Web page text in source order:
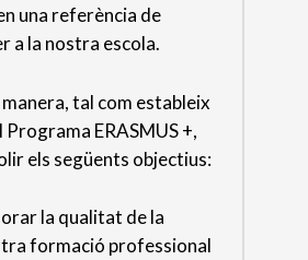
una referència de
a la nostra escola.
manera, tal com estableix
Programa ERASMUS +,
els següents objectius:
la qualitat de la
formació professional